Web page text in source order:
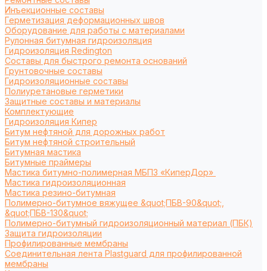
Инъекционные составы
Герметизация деформационных швов
Оборудование для работы с материалами
Рулонная битумная гидроизоляция
Гидроизоляция Redington
Составы для быстрого ремонта оснований
Грунтовочные составы
Гидроизоляционные составы
Полиуретановые герметики
Защитные составы и материалы
Комплектующие
Гидроизоляция Кипер
Битум нефтяной для дорожных работ
Битум нефтяной строительный
Битумная мастика
Битумные праймеры
Мастика битумно-полимерная МБПЗ «КиперДор»
Мастика гидроизоляционная
Мастика резино-битумная
Полимерно-битумное вяжущее &quot;ПБВ-90&quot;,
&quot;ПБВ-130&quot;
Полимерно-битумный гидроизоляционный материал (ПБК)
Защита гидроизоляции
Профилированные мембраны
Соединительная лента Plastguard для профилированной
мембраны